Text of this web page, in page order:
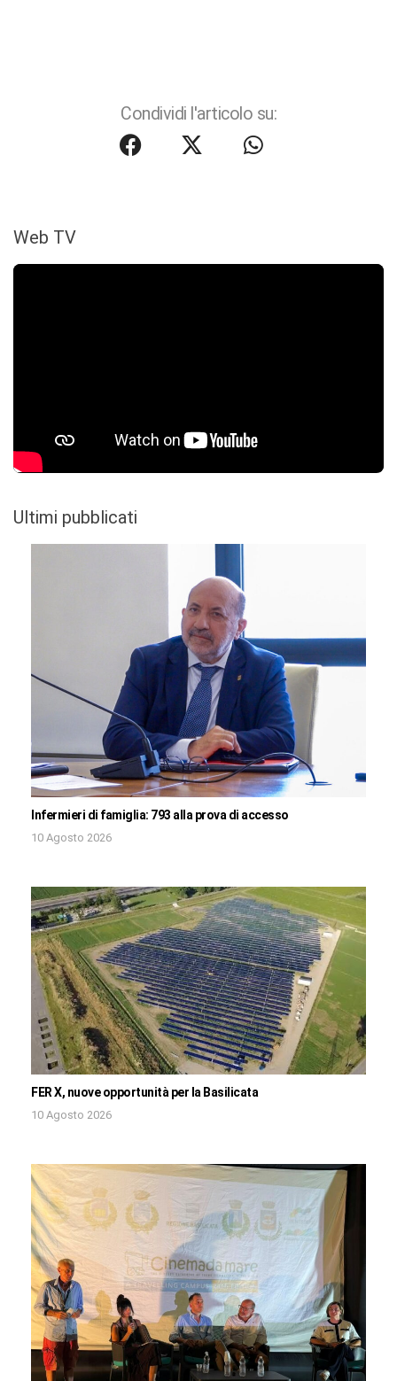
Condividi l'articolo su:
Web TV
Ultimi pubblicati
Infermieri di famiglia: 793 alla prova di accesso
10 Agosto 2026
FER X, nuove opportunità per la Basilicata
10 Agosto 2026